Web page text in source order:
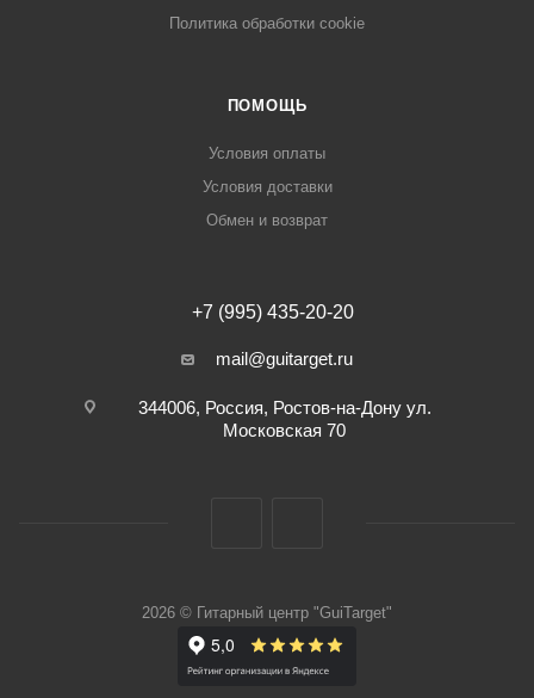
Политика обработки cookie
ПОМОЩЬ
Условия оплаты
Условия доставки
Обмен и возврат
+7 (995) 435-20-20
mail@guitarget.ru
344006, Россия, Ростов-на-Дону ул.
Московская 70
2026 © Гитарный центр "GuiTarget"